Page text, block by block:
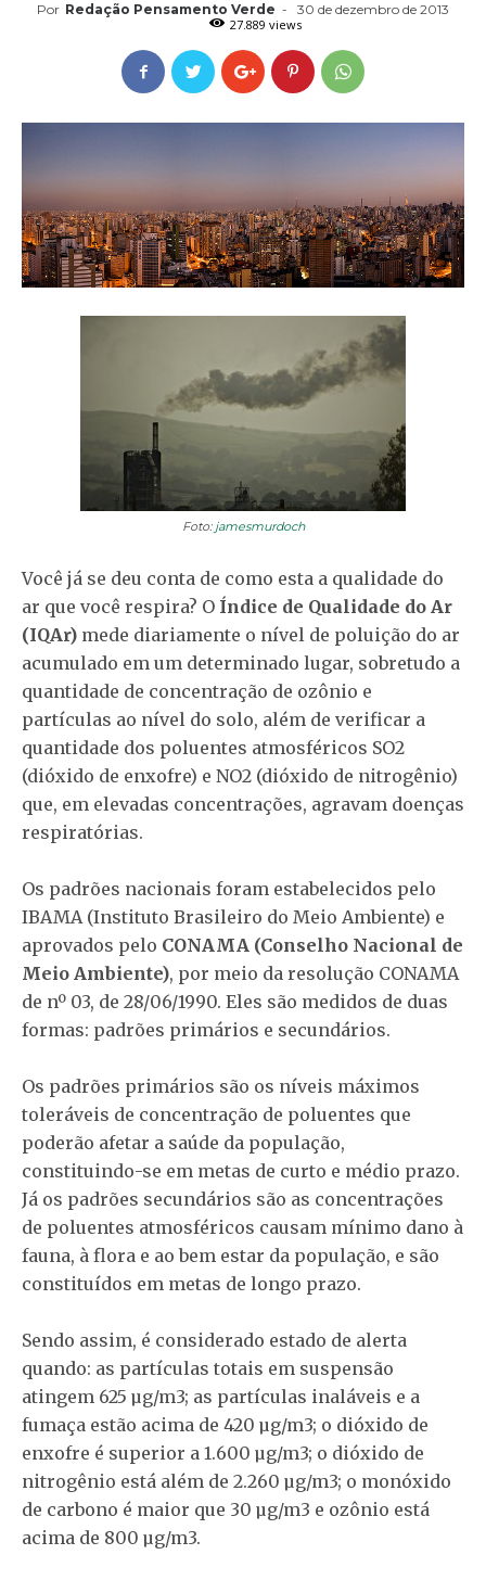
Por Redação Pensamento Verde -
30 de dezembro de 2013
27.889 views
Foto: jamesmurdoch
Você já se deu conta de como esta a qualidade do
ar que você respira? O Índice de Qualidade do Ar
(IQAr) mede diariamente o nível de poluição do ar
acumulado em um determinado lugar, sobretudo a
quantidade de concentração de ozônio e
partículas ao nível do solo, além de verificar a
quantidade dos poluentes atmosféricos SO2
(dióxido de enxofre) e NO2 (dióxido de nitrogênio)
que, em elevadas concentrações, agravam doenças
respiratórias.
Os padrões nacionais foram estabelecidos pelo
IBAMA (Instituto Brasileiro do Meio Ambiente) e
aprovados pelo CONAMA (Conselho Nacional de
Meio Ambiente), por meio da resolução CONAMA
de nº 03, de 28/06/1990. Eles são medidos de duas
formas: padrões primários e secundários.
Os padrões primários são os níveis máximos
toleráveis de concentração de poluentes que
poderão afetar a saúde da população,
constituindo-se em metas de curto e médio prazo.
Já os padrões secundários são as concentrações
de poluentes atmosféricos causam mínimo dano à
fauna, à flora e ao bem estar da população, e são
constituídos em metas de longo prazo.
Sendo assim, é considerado estado de alerta
quando: as partículas totais em suspensão
atingem 625 µg/m3; as partículas inaláveis e a
fumaça estão acima de 420 µg/m3; o dióxido de
enxofre é superior a 1.600 µg/m3; o dióxido de
nitrogênio está além de 2.260 µg/m3; o monóxido
de carbono é maior que 30 µg/m3 e ozônio está
acima de 800 µg/m3.